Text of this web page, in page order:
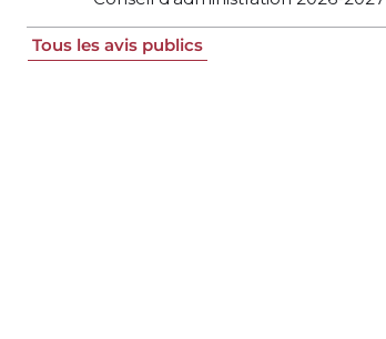
Tous les avis publics